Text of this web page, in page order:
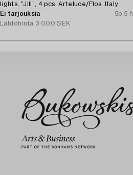
lights, “Jill”, 4 pcs, Arteluce/Flos, Italy.
Ei tarjouksia
5p 5 h
Lähtöhinta 3 000 SEK